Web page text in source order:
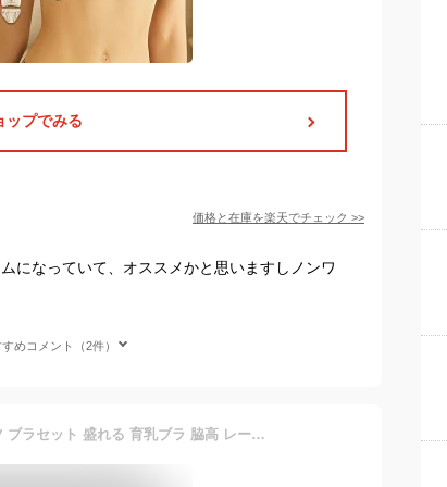
ップでみる
価格と在庫を楽天でチェック >>
になっていて、オススメかと思いますしノンワ
めコメント（2件）
ノンワイヤーブラ セット ショーツ ブラセット 盛れる 育乳ブラ 脇高 レース 谷間 寄せる 小胸 レディース 下着 送料無料 スタイルアップ ブラショーツセット fi026p202e